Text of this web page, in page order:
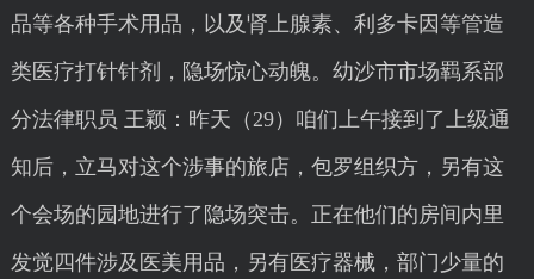
品等各种手术用品，以及肾上腺素、利多卡因等管造
类医疗打针针剂，隐场惊心动魄。幼沙市市场羁系部
分法律职员 王颖：昨天（29）咱们上午接到了上级通
知后，立马对这个涉事的旅店，包罗组织方，另有这
个会场的园地进行了隐场突击。正在他们的房间内里
发觉四件涉及医美用品，另有医疗器械，部门少量的